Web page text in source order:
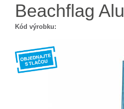
Beachflag
Kód výrobku: